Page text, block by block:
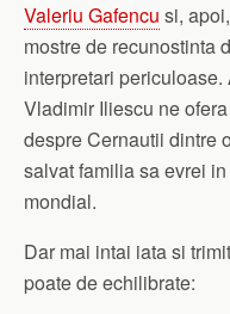
Valeriu Gafencu si,
mostre de recunostinta
interpretari
Vladimir Iliescu ne
despre Cernautii dintre
salvat familia sa evrei
mondial.
Dar mai intai iata si
poate de echilibrate: